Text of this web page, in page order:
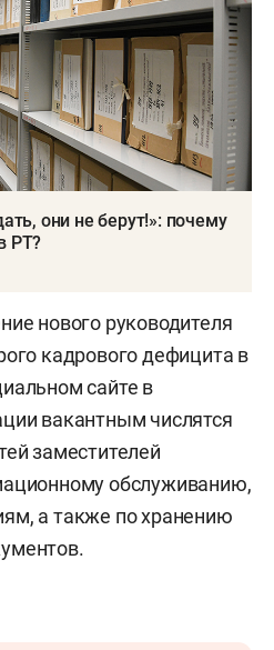
они не берут!»: почему
РТ?
нового руководителя
кадрового дефицита в
сайте в
вакантным числятся
заместителей
обслуживанию,
а также по хранению